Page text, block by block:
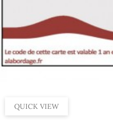
QUICK VIEW